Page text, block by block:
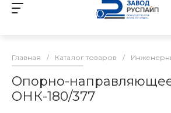
Главная / Каталог товаров /
Опорно-
ОНК-180/377